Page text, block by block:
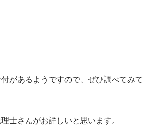
があるようですので、ぜひ調べてみて
士さんがお詳しいと思います。